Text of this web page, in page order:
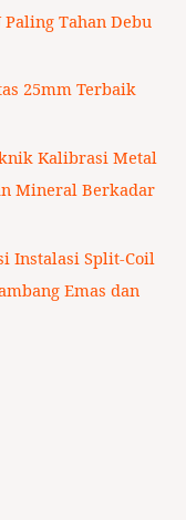
Tahan Debu
25mm Terbaik
Kalibrasi Metal
Mineral Berkadar
Instalasi Split-Coil
Emas dan